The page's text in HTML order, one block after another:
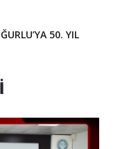
50. YIL